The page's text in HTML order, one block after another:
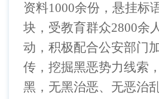
资料1000余份，悬挂标
块，受教育群众2800余
动，积极配合公安部门
传，挖掘黑恶势力线索
黑，无黑治恶、无恶治